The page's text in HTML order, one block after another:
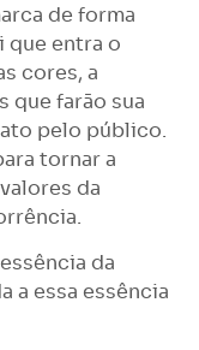
de forma
que entra o
cores, a
que farão sua
pelo público.
tornar a
da
da
a essa essência